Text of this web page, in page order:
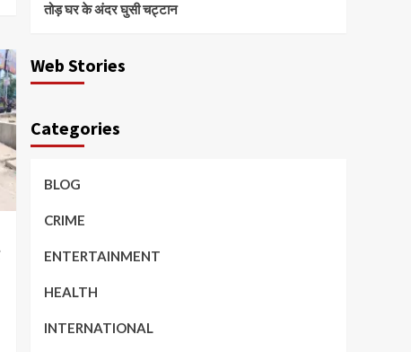
तोड़ घर के अंदर घुसी चट्टान
Web Stories
Categories
BLOG
CRIME
ENTERTAINMENT
HEALTH
INTERNATIONAL